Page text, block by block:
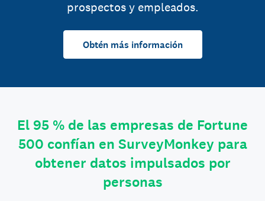
prospectos y empleados.
Obtén más información
El 95 % de las empresas de Fortune
500 confían en SurveyMonkey para
obtener datos impulsados por
personas